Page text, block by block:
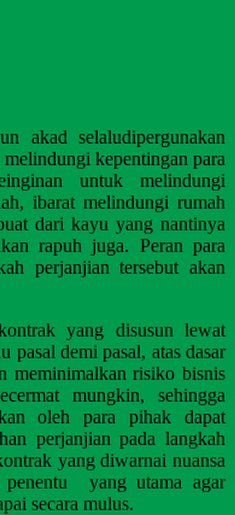
akad selaludipergunakan
kepentingan para
untuk melindungi
ibarat melindungi rumah
dari kayu yang nantinya
rapuh juga. Peran para
perjanjian tersebut akan
yang disusun lewat
pasal demi pasal, atas dasar
meminimalkan risiko bisnis
mungkin, sehingga
oleh para pihak dapat
perjanjian pada langkah
yang diwarnai nuansa
penentu yang utama agar
secara mulus.